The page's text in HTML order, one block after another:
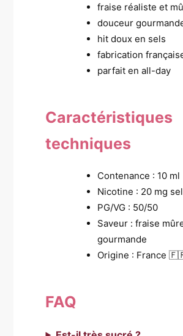
fraise réaliste et
douceur
hit doux en sels
fabrication
parfait en all-day
Caractéristiques
techniques
Contenance : 10 ml
Nicotine : 20 mg
PG/VG : 50/50
Saveur : fraise
gourmande
Origine : France
FAQ